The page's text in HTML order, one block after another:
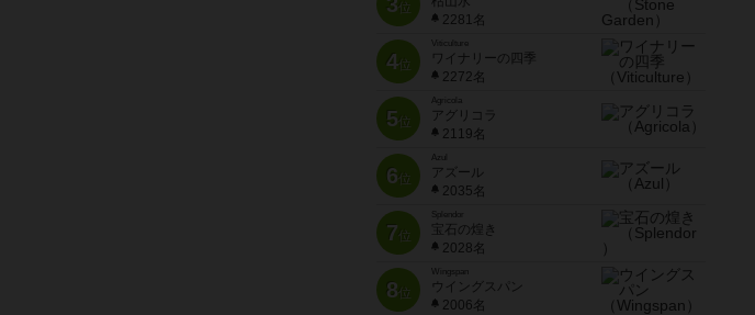
位
2281名
4位
Viticulture
ワイナリーの四季
2272名
5位
Agricola
アグリコラ
2119名
6位
Azul
アズール
2035名
7位
宝石の煌き
2028名
8位
Wingspan
ウイングスパン
2006名